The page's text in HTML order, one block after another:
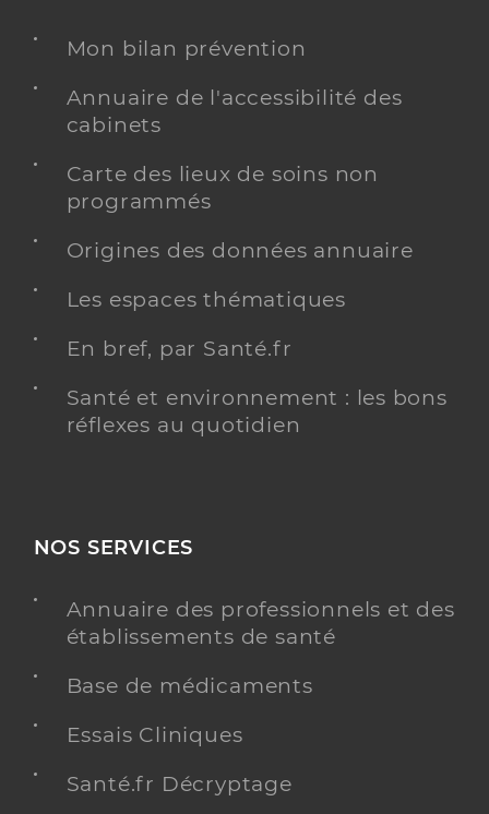
Mon bilan prévention
Annuaire de l'accessibilité des
cabinets
Carte des lieux de soins non
programmés
Origines des données annuaire
Les espaces thématiques
En bref, par Santé.fr
Santé et environnement : les bons
réflexes au quotidien
NOS SERVICES
Annuaire des professionnels et des
établissements de santé
Base de médicaments
Essais Cliniques
Santé.fr Décryptage